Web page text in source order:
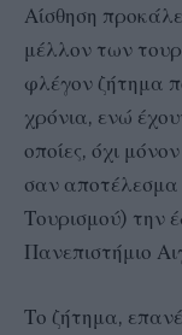
Αίσθηση
μέλλον των
φλέγον ζήτημα
χρόνια, ενώ
οποίες, όχι
σαν αποτέλεσμα
Τουρισμού) την
Πανεπιστήμιο
Το ζήτημα,